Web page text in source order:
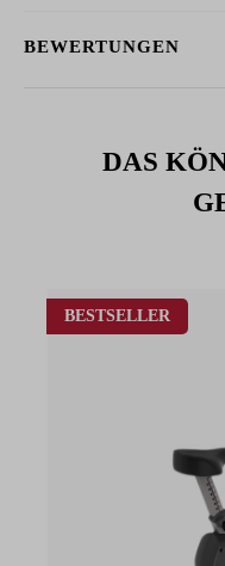
BEWERTUNGEN
DAS
Produktgalerie
BESTSELLER